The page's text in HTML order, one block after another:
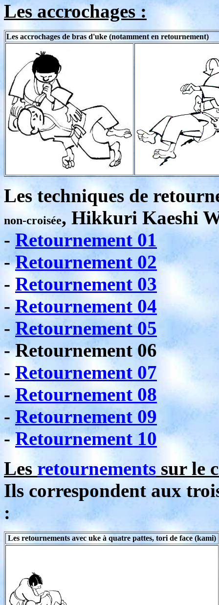
Les accrochages :
Les accrochages de bras d'uke (notamment en retournement)
Les techniques de
non-croisée, Hikkuri Kaeshi
- Retournement 01
-Retournement 02
- Retournement 03
-Retournement 04
- Retournement 05
- Retournement 06
- Retournement 07
-Retournement 08
- Retournement 09
-Retournement 10
Lesretournements sur le
Ils correspondent aux
:
Les retournements avec uke à quatre pattes, tori de face (kami)